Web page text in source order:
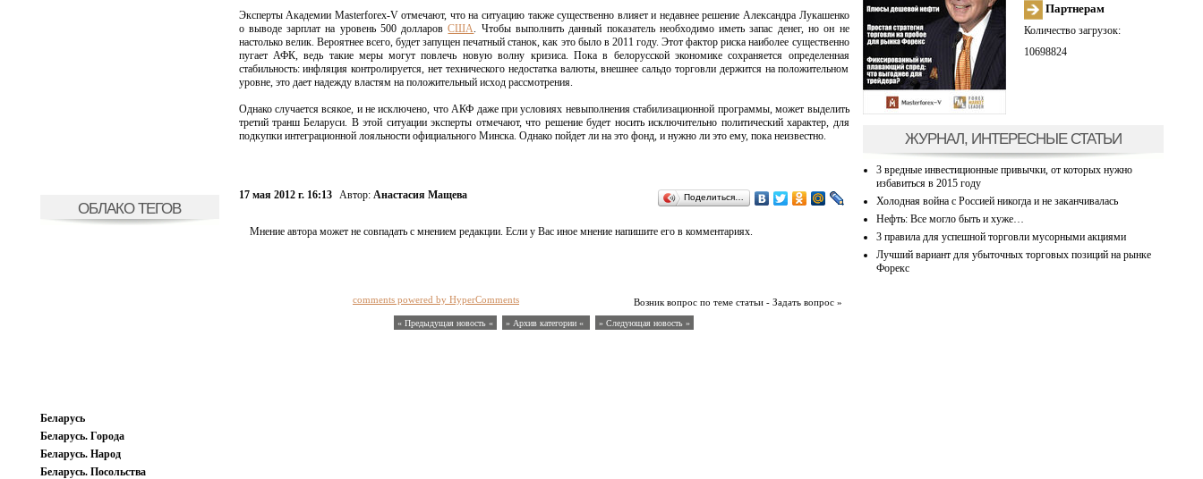
ОБЛАКО ТЕГОВ
Беларусь
Беларусь. Города
Беларусь. Народ
Беларусь. Посольства
Эксперты Академии Masterforex-V отмечают, что на ситуацию также существенно влияет и недавнее решение Александра Лукашенко
о выводе зарплат на уровень 500 долларовСША. Чтобы выполнить данный показатель необходимо иметь запас денег, но он не
настолько велик. Вероятнее всего, будет запущен печатный станок, как это было в 2011 году. Этот фактор риска наиболее существенно
пугает АФК, ведь такие меры могут повлечь новую волну кризиса. Пока в белорусской экономике сохраняется определенная
стабильность: инфляция контролируется, нет технического недостатка валюты, внешнее сальдо торговли держится на положительном
уровне, это дает надежду властям на положительный исход рассмотрения.
Однако случается всякое, и не исключено, что АКФ даже при условиях невыполнения стабилизационной программы, может выделить
третий транш Беларуси. В этой ситуации эксперты отмечают, что решение будет носить исключительно политический характер, для
подкупки интеграционной лояльности официального Минска. Однако пойдет ли на это фонд, и нужно ли это ему, пока неизвестно.
17 мая 2012 г. 16:13 Автор: Анастасия Мащева Поделиться…
Мнение автора может не совпадать с мнением редакции. Если у Вас иное мнение напишите его в комментариях.
Возник вопрос по теме статьи - Задать вопрос »
comments powered by HyperComments
« Предыдущая новость « » Архив категории « » Следующая новость »
Партнерам
Количество загрузок:
10698824
ЖУРНАЛ, ИНТЕРЕСНЫЕ СТАТЬИ
3 вредные инвестиционные привычки, от которых нужно
избавиться в 2015 году
Холодная война с Россией никогда и не заканчивалась
Нефть: Все могло быть и хуже…
3 правила для успешной торговли мусорными акциями
Лучший вариант для убыточных торговых позиций на рынке
Форекс